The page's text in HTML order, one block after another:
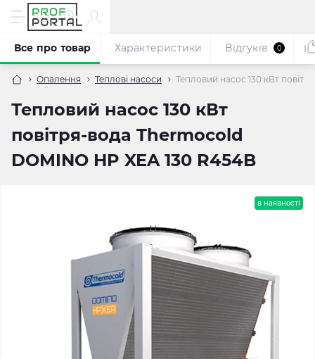
Опалення Теплові насоси Тепловий насос 130 кВт
Тепловий насос 130 кВт
повітря-вода Thermocold
DOMINO HP XEA 130 R454B
Все про товар Характеристики Відгуків 0
в наявності